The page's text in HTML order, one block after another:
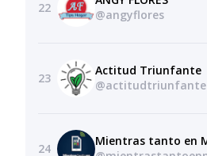
22
@angyflores
23
Actitud Triunfante
@actitudtriunfante
24